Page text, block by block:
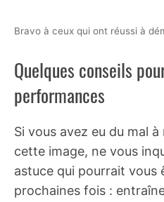
Bravo à ceux qui ont réussi à
Quelques conseils
performances
Si vous avez eu du mal
cette image, ne vous
astuce qui pourrait vous
prochaines fois :